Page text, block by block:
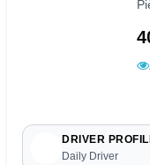
DRIVER
Daily Driver